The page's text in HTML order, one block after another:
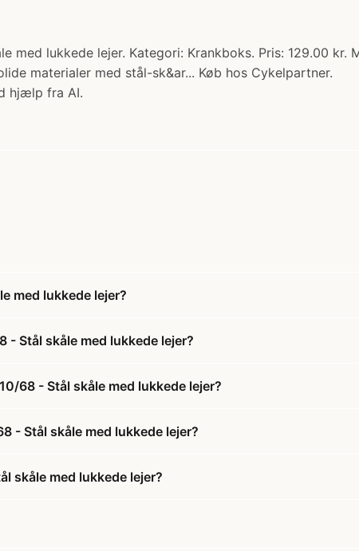
med lukkede lejer. Kategori: Krankboks. Pris: 129.00
materialer med stål-sk&ar... Køb hos Cykelpartner.
hjælp fra AI.
med lukkede lejer?
Stål skåle med lukkede lejer?
68 - Stål skåle med lukkede lejer?
- Stål skåle med lukkede lejer?
skåle med lukkede lejer?